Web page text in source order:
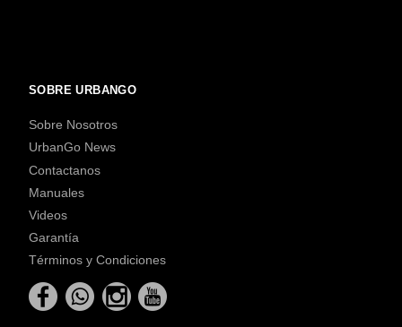
SOBRE URBANGO
Sobre Nosotros
UrbanGo News
Contactanos
Manuales
Videos
Garantía
Términos y Condiciones